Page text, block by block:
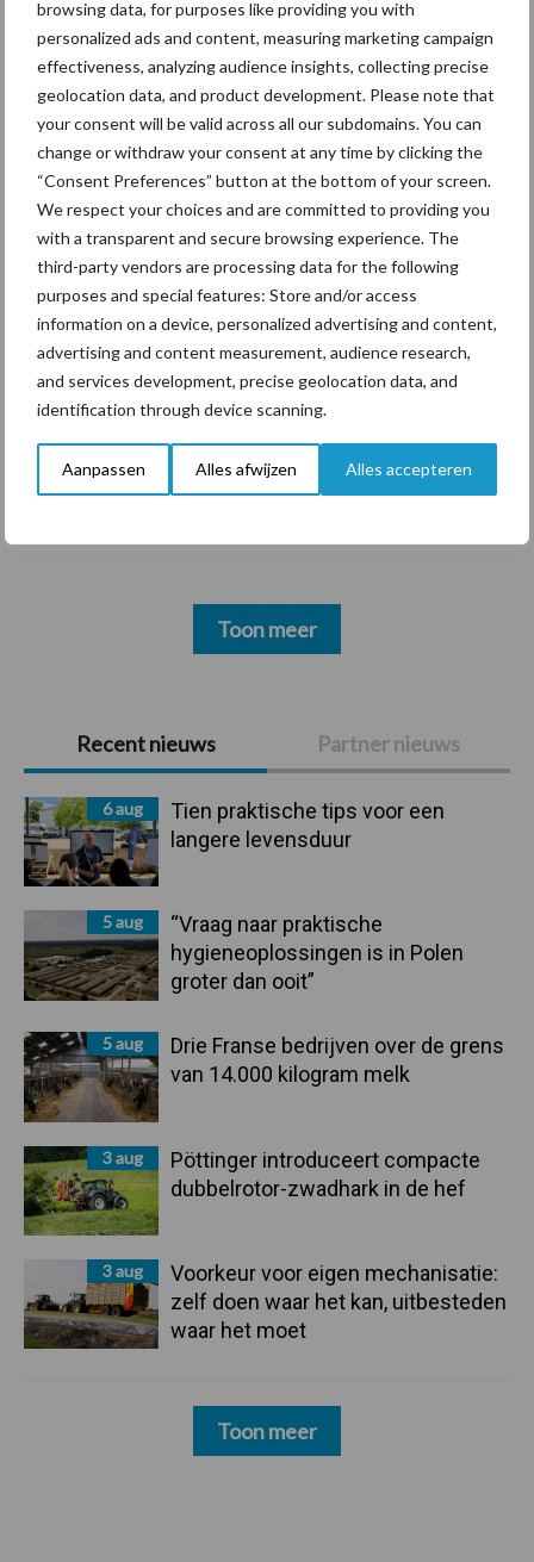
browsing data, for purposes like providing you with
personalized ads and content, measuring marketing campaign
effectiveness, analyzing audience insights, collecting precise
geolocation data, and product development. Please note that
your consent will be valid across all our subdomains. You can
change or withdraw your consent at any time by clicking the
“Consent Preferences” button at the bottom of your screen.
We respect your choices and are committed to providing you
with a transparent and secure browsing experience. The
third-party vendors are processing data for the following
purposes and special features: Store and/or access
information on a device, personalized advertising and content,
advertising and content measurement, audience research,
and services development, precise geolocation data, and
identification through device scanning.
Aanpassen Alles afwijzen Alles accepteren
Primaire
Sidebar
Recent nieuws Partner nieuws
6 aug
Tien praktische tips voor een
langere levensduur
5 aug
“Vraag naar praktische
hygieneoplossingen is in Polen
groter dan ooit”
5 aug
Drie Franse bedrijven over de grens
van 14.000 kilogram melk
3 aug
Pöttinger introduceert compacte
dubbelrotor-zwadhark in de hef
3 aug
Voorkeur voor eigen mechanisatie:
zelf doen waar het kan, uitbesteden
waar het moet
Toon meer
Drie Franse bedrijven over
de grens van 14.000
kilogram melk
Themapagina's
Diergezondheid Bemesting Fokkerij
Mastitis Hittestress
Toon meer